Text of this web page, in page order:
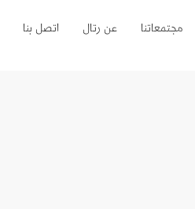
مجتمعاتنا عن رتال اتصل بنا